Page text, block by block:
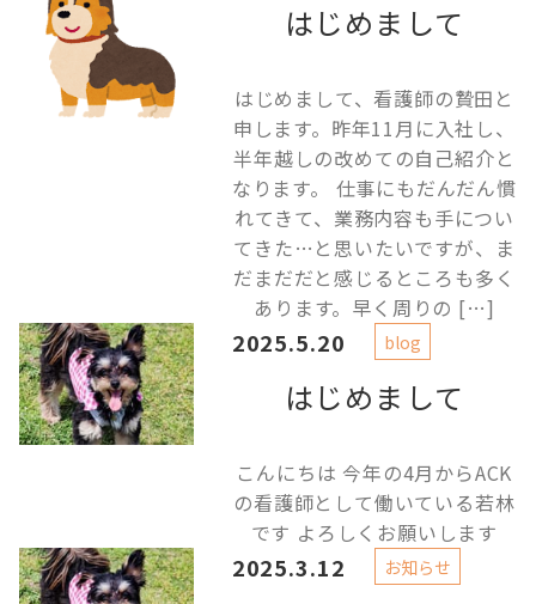
はじめまして
はじめまして、看護師の贄田と
申します。昨年11月に入社し、
半年越しの改めての自己紹介と
なります。 仕事にもだんだん慣
れてきて、業務内容も手につい
てきた…と思いたいですが、ま
だまだだと感じるところも多く
あります。早く周りの […]
はじめまして
2025.5.20 blog
こんにちは 今年の4月からACK
の看護師として働いている若林
です よろしくお願いします
2025.3.12 お知らせ